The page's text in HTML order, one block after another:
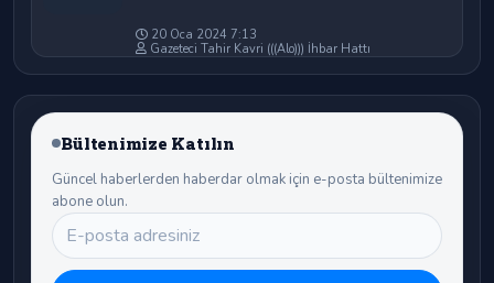
20 Oca 2024 7:13
Gazeteci Tahir Kavri (((Alo))) İhbar Hattı
Bültenimize Katılın
Güncel haberlerden haberdar olmak için e-posta bültenimize
abone olun.